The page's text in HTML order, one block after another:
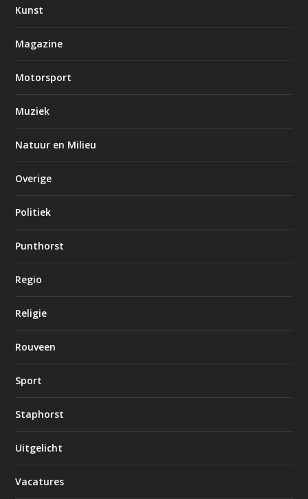
Kunst
Magazine
Motorsport
Muziek
Natuur en Milieu
Overige
Politiek
Punthorst
Regio
Religie
Rouveen
Sport
Staphorst
Uitgelicht
Vacatures